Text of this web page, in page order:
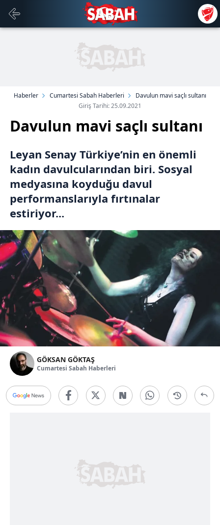
Haberler Cumartesi Sabah Haberleri
Davulun mavi saçlı sultanı
Giriş Tarihi: 25.09.2021
Davulun mavi saçlı sultanı
Leyan Senay Türkiye’nin en önemli
kadın davulcularından biri. Sosyal
medyasına koyduğu davul
performanslarıyla fırtınalar
estiriyor...
GÖKSAN GÖKTAŞ
Cumartesi Sabah Haberleri